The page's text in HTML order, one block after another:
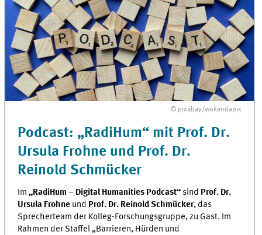
© pixabay/wokandapix
Podcast: „RadiHum“ mit Prof. Dr.
Ursula Frohne und Prof. Dr.
Reinold Schmücker
Im„RadiHum – Digital Humanities Podcast“ sind Prof. Dr.
Ursula Frohne und Prof. Dr. Reinold Schmücker, das
Sprecherteam der Kolleg-Forschungsgruppe, zu Gast. Im
Rahmen der Staffel „Barrieren, Hürden und